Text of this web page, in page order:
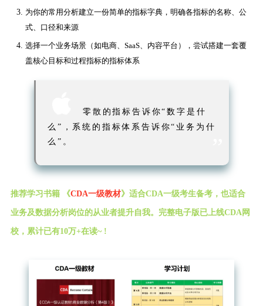
为你的常用分析建立一份简单的指标字典，明确各指标的名称、公
式、口径和来源
选择一个业务场景（如电商、SaaS、内容平台），尝试搭建一套覆
盖核心目标和过程指标的指标体系
零散的指标告诉你“数字是什
么”，系统的指标体系告诉你“业务为什
么”。
推荐学习书籍 《CDA一级教材》适合CDA一级考生备考，也适合
业务及数据分析岗位的从业者提升自我。完整电子版已上线CDA网
校，累计已有10万+在读~ !